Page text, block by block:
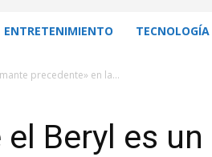
ENTRETENIMIENTO TECNOLOGÍA
precedente» en la...
Beryl es un